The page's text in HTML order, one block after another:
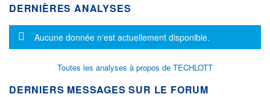
DERNIÈRES ANALYSES
Message d'information
Aucune donnée n'est actuellement disponible.
Toutes les analyses à propos de TECHLOTT
DERNIERS MESSAGES SUR LE FORUM